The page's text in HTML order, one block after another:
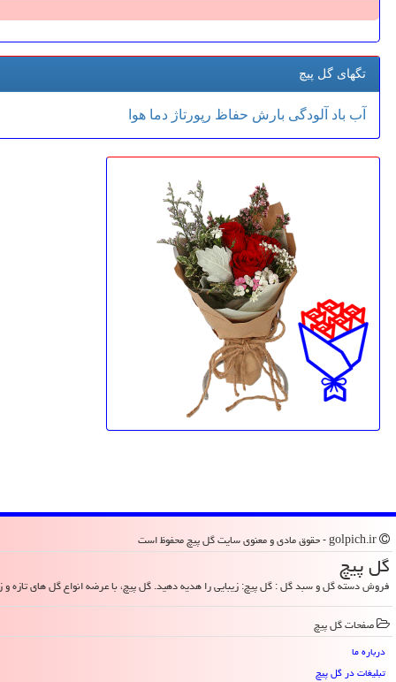
تگهای گل پیچ
آب باد آلودگی بارش حفاظ رپورتاژ دما هوا
گل پیچ
فروش دسته گل و سبد گل : گل پیچ: زیبایی را هدیه دهید. گل پیچ، با عرضه انواع گل های تازه و
صفحات گل پیچ
درباره ما
تبلیغات در گل پیچ